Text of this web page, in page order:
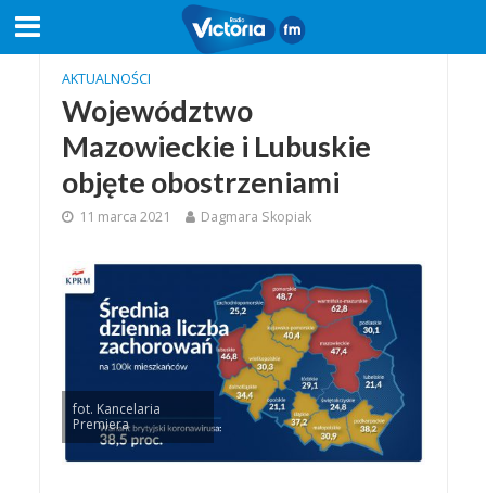
AKTUALNOŚCI
Województwo
Mazowieckie i Lubuskie
objęte obostrzeniami
11 marca 2021 Dagmara Skopiak
fot. Kancelaria
Premiera